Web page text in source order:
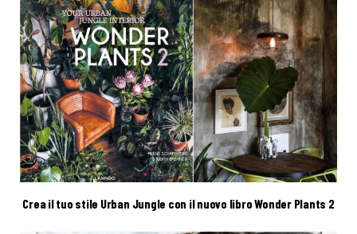
Crea il tuo stile Urban Jungle con il nuovo libro Wonder Plants 2